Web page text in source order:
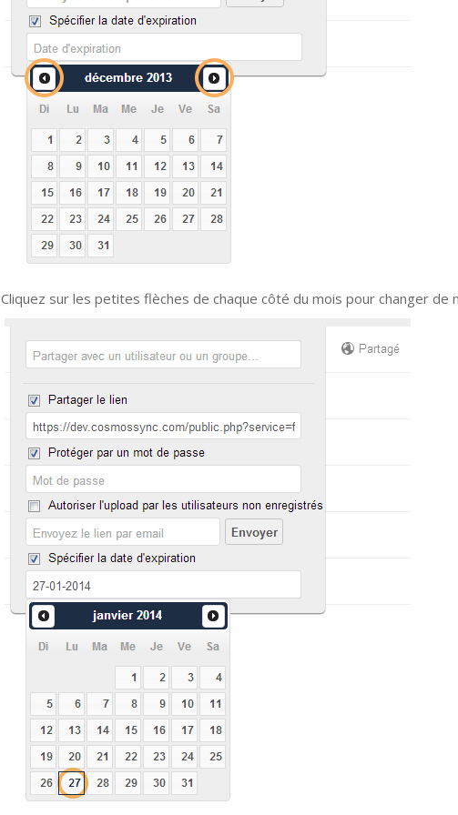
Cliquez sur les petites flèches de chaque côté du mois pour changer de